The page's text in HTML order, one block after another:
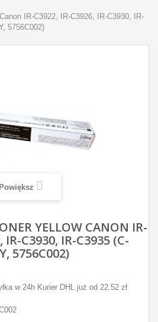
IR-C3922, IR-C3926, IR-C3930, IR-
5756C002)
Powiększ
YELLOW CANON IR-
IR-C3930, IR-C3935 (C-
5756C002)
w 24h Kurier DHL już od 22.52 zł